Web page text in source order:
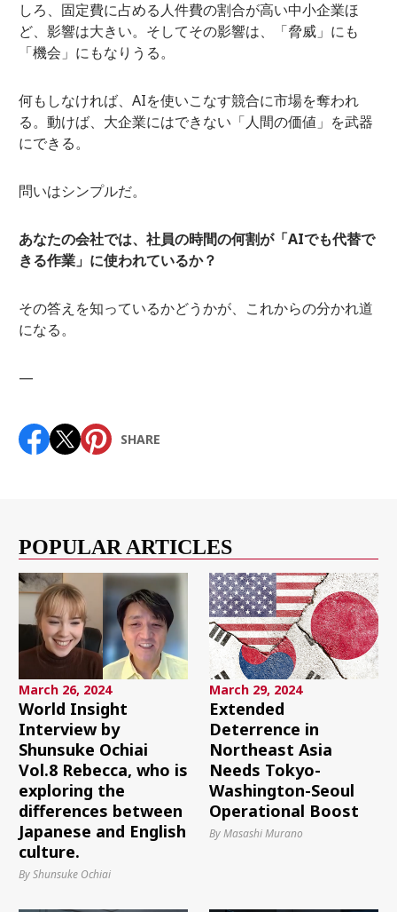
しろ、固定費に占める人件費の割合が高い中小企業ほ
ど、影響は大きい。そしてその影響は、「脅威」にも
「機会」にもなりうる。
何もしなければ、AIを使いこなす競合に市場を奪われ
る。動けば、大企業にはできない「人間の価値」を武器
にできる。
問いはシンプルだ。
あなたの会社では、社員の時間の何割が「AIでも代替で
きる作業」に使われているか？
その答えを知っているかどうかが、これからの分かれ道
になる。
—
SHARE
POPULAR ARTICLES
March 26, 2024
World Insight
Interview by
Shunsuke Ochiai
Vol.8 Rebecca, who is
exploring the
differences between
Japanese and English
culture.
By Shunsuke Ochiai
March 29, 2024
Extended
Deterrence in
Northeast Asia
Needs Tokyo-
Washington-Seoul
Operational Boost
By Masashi Murano